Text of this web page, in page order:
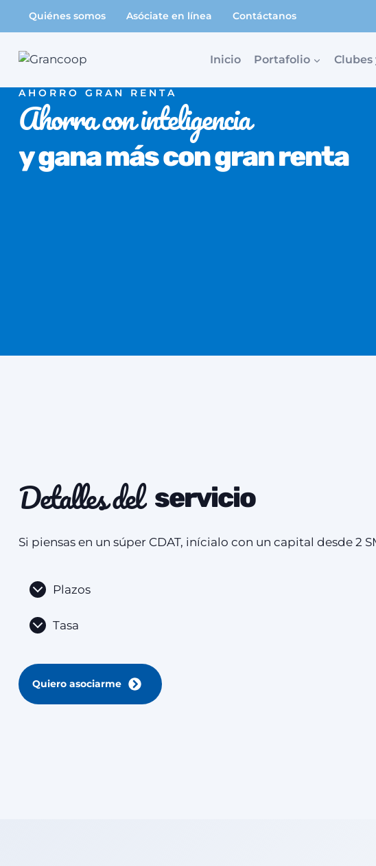
Quiénes somos Asóciate en línea Contáctanos
Inicio Portafolio
AHORRO GRAN RENTA
Ahorra con inteligencia
y gana más con gran renta
Detalles del servicio
Si piensas en un súper CDAT, inícialo con un capital desde 2
Plazos
Tasa
Quiero asociarme